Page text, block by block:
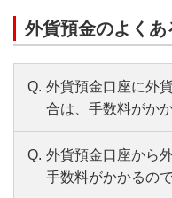
外貨預金のよく
Q. 外貨預金口座に外
合は、手数料がか
Q. 外貨預金口座から
手数料がかかるの